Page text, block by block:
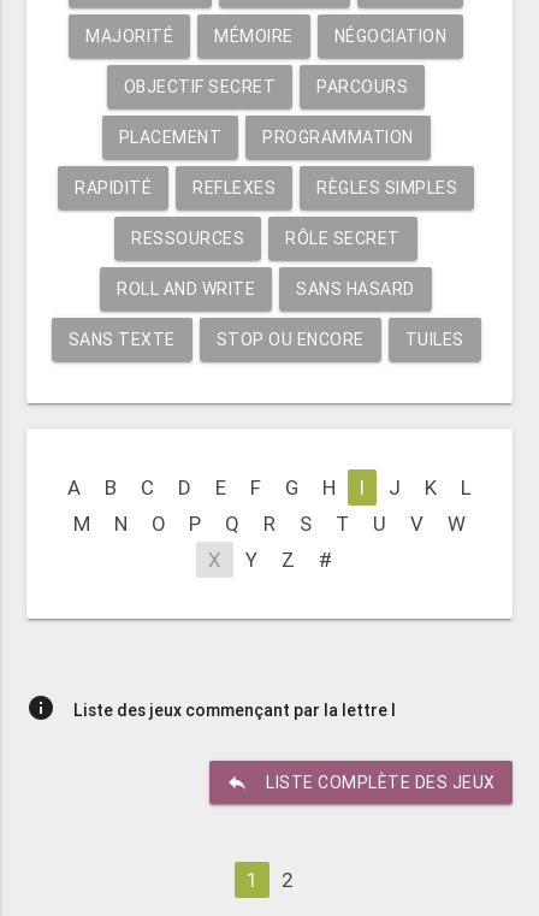
MAJORITÉ MÉMOIRE NÉGOCIATION
OBJECTIF SECRET PARCOURS
PLACEMENT PROGRAMMATION
RAPIDITÉ REFLEXES RÈGLES SIMPLES
RESSOURCES RÔLE SECRET
ROLL AND WRITE SANS HASARD
SANS TEXTE STOP OU ENCORE TUILES
A B C D E F G H I J K
L
M
N O P Q R S T U V
W
X
Y Z #
info Liste des jeux commençant par la lettre I
reply LISTE COMPLÈTE DES JEUX
1 2